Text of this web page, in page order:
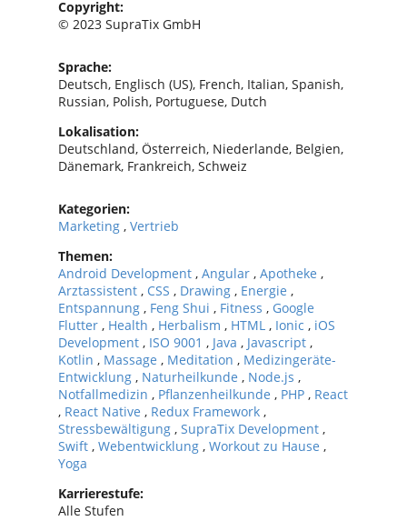
Copyright:
© 2023 SupraTix GmbH
Sprache:
Deutsch, Englisch (US), French, Italian, Spanish,
Russian, Polish, Portuguese, Dutch
Lokalisation:
Deutschland, Österreich, Niederlande, Belgien,
Dänemark, Frankreich, Schweiz
Kategorien:
Marketing , Vertrieb
Themen:
Android Development , Angular , Apotheke ,
Arztassistent , CSS , Drawing , Energie ,
Entspannung , Feng Shui , Fitness , Google
Flutter , Health , Herbalism , HTML , Ionic , iOS
Development , ISO 9001 , Java , Javascript ,
Kotlin , Massage , Meditation , Medizingeräte-
Entwicklung , Naturheilkunde , Node.js ,
Notfallmedizin , Pflanzenheilkunde , PHP , React
, React Native , Redux Framework ,
Stressbewältigung , SupraTix Development ,
Swift , Webentwicklung , Workout zu Hause ,
Yoga
Karrierestufe:
Alle Stufen